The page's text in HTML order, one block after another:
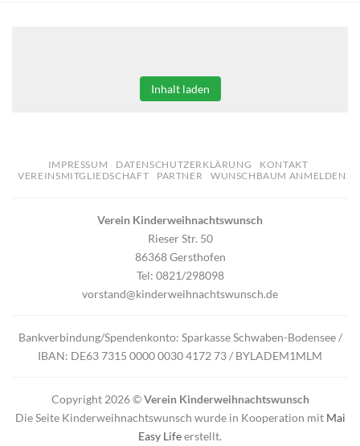
Inhalt laden
IMPRESSUM DATENSCHUTZERKLÄRUNG
KONTAKT
VEREINSMITGLIEDSCHAFT
PARTNER WUNSCHBAUM ANMELDEN
Verein Kinderweihnachtswunsch
Rieser Str. 50
86368 Gersthofen
Tel: 0821/298098
vorstand@kinderweihnachtswunsch.de
Bankverbindung/Spendenkonto: Sparkasse Schwaben-Bodensee /
IBAN: DE63 7315 0000 0030 4172 73 / BYLADEM1MLM
Copyright 2026 ©Verein Kinderweihnachtswunsch
Die Seite Kinderweihnachtswunsch wurde in Kooperation mit Mai
Easy Lifeerstellt.